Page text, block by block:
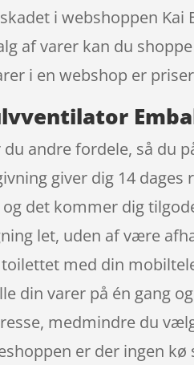
i webshoppen
af varer kan du
i en webshop er
andre fordele, så du
giver dig 14
det kommer dig
let, uden af være
med din
din varer på én gang
medmindre du
er der ingen